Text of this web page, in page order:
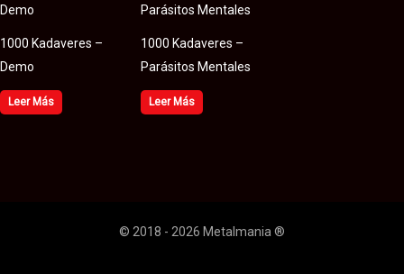
1000 Kadaveres –
Demo
Leer Más
1000 Kadaveres –
Parásitos Mentales
Leer Más
© 2018 - 2026 Metalmania ®